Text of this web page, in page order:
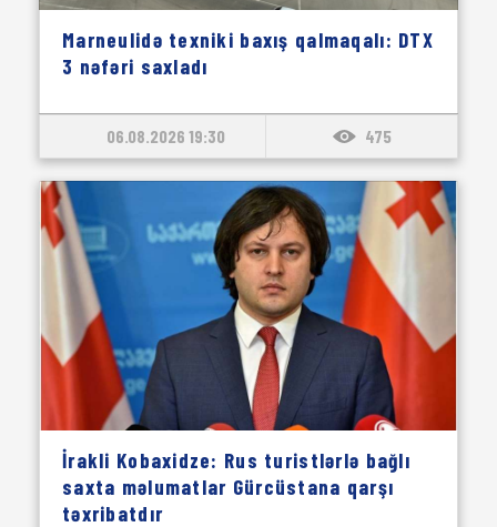
Marneulidə texniki baxış qalmaqalı: DTX
3 nəfəri saxladı
06.08.2026 19:30 475
İrakli Kobaxidze: Rus turistlərlə bağlı
saxta məlumatlar Gürcüstana qarşı
təxribatdır